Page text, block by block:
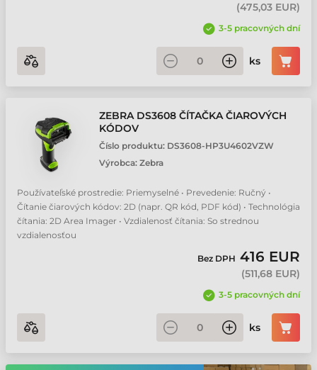
(475,03 EUR)
3-5 pracovných dní
ks
ZEBRA DS3608 ČÍTAČKA ČIAROVÝCH
KÓDOV
Číslo produktu: DS3608-HP3U4602VZW
Výrobca: Zebra
Používateľské prostredie: Priemyselné • Prevedenie: Ručný •
Čítanie čiarových kódov: 2D (napr. QR kód, PDF kód) • Technológia
čítania: 2D Area Imager • Vzdialenosť čítania: So strednou
vzdialenosťou
Bez DPH 416 EUR
(511,68 EUR)
3-5 pracovných dní
ks